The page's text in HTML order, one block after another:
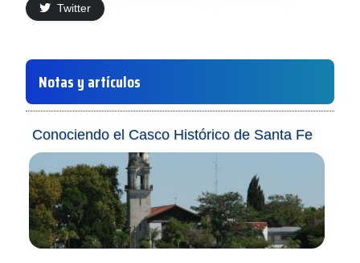
Twitter
Notas y artículos
Conociendo el Casco Histórico de Santa Fe